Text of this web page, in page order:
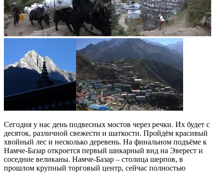
Сегодня у нас день подвесных мостов через речки. Их будет с
десяток, различной свежести и шаткости. Пройдём красивый
хвойный лес и несколько деревень. На финальном подъёме к
Намче-Базар откроется первый шикарный вид на Эверест и
соседние великаны. Намче-Базар – столица шерпов, в
прошлом крупный торговый центр, сейчас полностью